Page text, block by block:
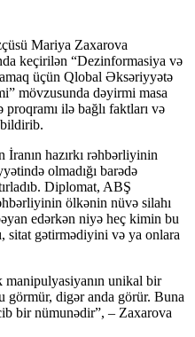
Mariya Zaxarova
keçirilən “Dezinformasiya və
üçün Qlobal Əksəriyyətə
mövzusunda dəyirmi masa
ilə bağlı faktları və
hazırkı rəhbərliyinin
olmadığı barədə
Diplomat, ABŞ
ölkənin nüvə silahı
edərkən niyə heç kimin bu
sitat gətirmədiyini və ya onlara
manipulyasiyanın unikal bir
görmür, digər anda görür. Buna
bir nümunədir”, – Zaxarova